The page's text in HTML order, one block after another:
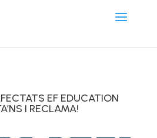
EF EDUCATION
I RECLAMA!